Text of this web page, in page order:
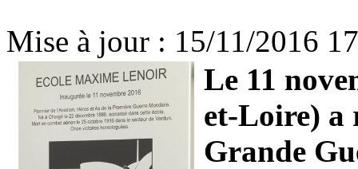
Mise à jour : 15/11/2016
Le 11
et-Loire) a
Grande